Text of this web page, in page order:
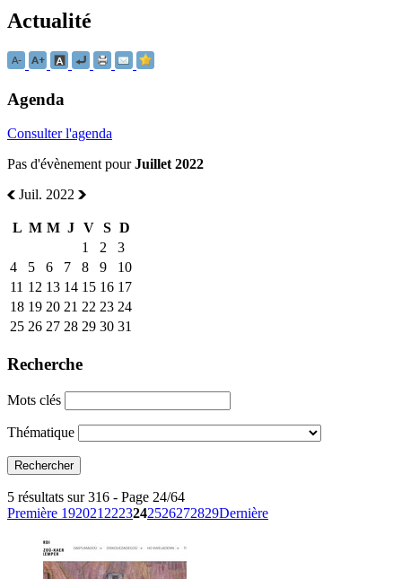
Actualité
Agenda
Consulter l'agenda
Pas d'évènement pourJuillet 2022
Juil. 2022
L M M J V S D
1
2
3
4
5 6 7 8 9
10
11 12 13 14 15 16 17
18 19 20 21 22 23 24
25 26 27 28 29 30 31
Recherche
Mots clés
Thématique
5 résultats sur 316 - Page 24/64
Première 192021 2223242526272829Dernière